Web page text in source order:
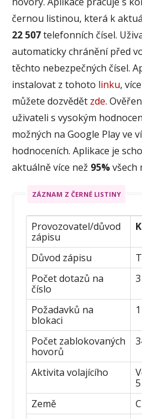
černou listinou, která k
22 507telefonních čísel.
automaticky chránění před
těchto nebezpečných čísel.
instalovat z tohoto linku,
můžete dozvědět zde.
uživateli s vysokým
možných na Google Play ve
hodnoceních. Aplikace je
aktuálně více než 95%všech
ZÁZNAM Z ČERNÉ LISTINY
Provozovatel/důvod
zápisu
Důvod zápisu
Počet dotazů na
číslo
Požadavků na
blokaci
Počet zablokovaných
hovorů
Aktivita volajícího
Země